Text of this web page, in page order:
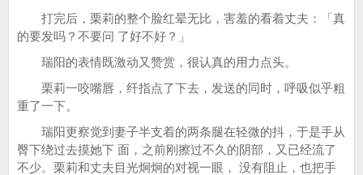
打完后，栗莉的整个脸红晕无比，害羞的看着丈夫：「真
的要发吗？不要问 了好不好？」
瑞阳的表情既激动又赞赏，很认真的用力点头。
栗莉一咬嘴唇，纤指点了下去，发送的同时，呼吸似乎粗
重了一下。
瑞阳更察觉到妻子半支着的两条腿在轻微的抖，于是手从
臀下绕过去摸她下 面，之前刚擦过不久的阴部，又已经流了
不少。栗莉和丈夫目光炯炯的对视一眼， 没有阻止，也把手